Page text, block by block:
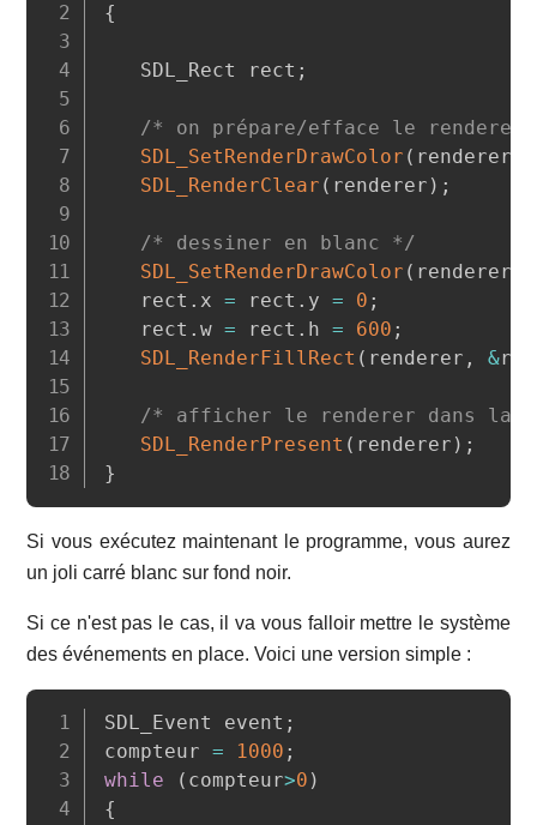
{
   SDL_Rect rect
;
/* on prépare/efface le
SDL_SetRenderDrawColor ( renderer
SDL_RenderClear ( renderer ) ;
/* dessiner en blanc */
SDL_SetRenderDrawColor ( renderer
   rect
. x = rect . y = 0 ;
   rect
.w = rect . h = 600 ;
SDL_RenderFillRect ( renderer , &
/* afficher le renderer dans la
SDL_RenderPresent ( renderer ) ;
}
Si vous exécutez maintenant le programme, vous aurez
un joli carré blanc sur fond noir.
Si ce n'est pas le cas, il va vous falloir mettre le système
des événements en place. Voici une version simple :
SDL_Event event ;
compteur = 1000 ;
while
( compteur>0 )
{